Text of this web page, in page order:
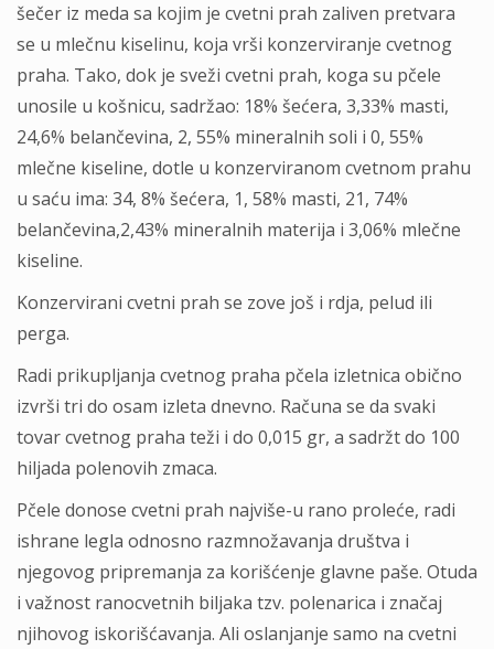
šečer iz meda sa kojim je cvetni prah zaliven pretvara
se u mlečnu kiselinu, koja vrši konzerviranje cvetnog
praha. Tako, dok je sveži cvetni prah, koga su pčele
unosile u košnicu, sadržao: 18% šećera, 3,33% masti,
24,6% belančevina, 2, 55% mineralnih soli i 0, 55%
mlečne kiseline, dotle u konzerviranom cvetnom prahu
u saću ima: 34, 8% šećera, 1, 58% masti, 21, 74%
belančevina,2,43% mineralnih materija i 3,06% mlečne
kiseline.
Konzervirani cvetni prah se zove još i rdja, pelud ili
perga.
Radi prikupljanja cvetnog praha pčela izletnica obično
izvrši tri do osam izleta dnevno. Računa se da svaki
tovar cvetnog praha teži i do 0,015 gr, a sadržt do 100
hiljada polenovih zmaca.
Pčele donose cvetni prah najviše-u rano proleće, radi
ishrane legla odnosno razmnožavanja društva i
njegovog pripremanja za korišćenje glavne paše. Otuda
i važnost ranocvetnih biljaka tzv. polenarica i značaj
njihovog iskorišćavanja. Ali oslanjanje samo na cvetni